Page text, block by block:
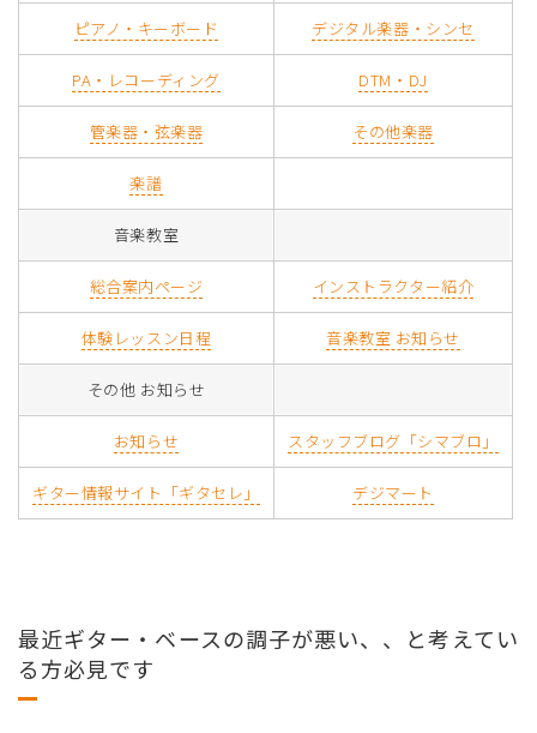
ピアノ・キーボード デジタル楽器・シンセ
PA・レコーディング DTM・DJ
管楽器・弦楽器 その他楽器
楽譜
音楽教室
総合案内ページ インストラクター紹介
体験レッスン日程 音楽教室 お知らせ
その他 お知らせ
お知らせ スタッフブログ「シマブロ」
ギター情報サイト「ギタセレ」 デジマート
最近ギター・ベースの調子が悪い、、と考えてい
る方必見です